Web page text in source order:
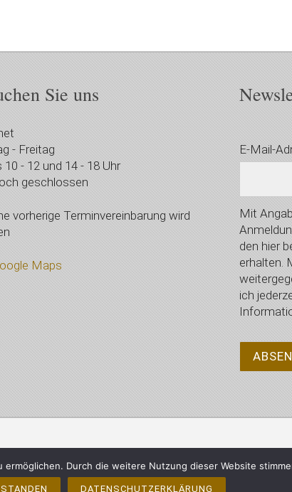
Sie uns
- Freitag
10 - 12 und 14 - 18 Uhr
geschlossen
vorherige Terminvereinbarung wird
Maps
E-Mail-
Mit
den hier
erhalten.
ich
- Alle Rechte vorbehalten Impressum
Durch die weitere Nutzung dieser Website
DATENSCHUTZERKLÄRUNG